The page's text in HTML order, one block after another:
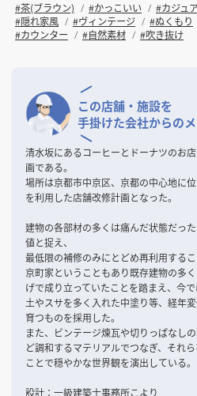
#茶(ブラウン)
#かっこいい #カジュ
#隠れ家風
#ヴィンテージ #ぬくもり
#カウンター
#自然素材 #吹き抜け
この店舗・施設を
手掛けた会社からの
清水坂にあるコーヒーとドーナツのお
画である。
場所は京都市中京区、京都の中心地に
を利用した店舗改修計画となった。
建物の各部材の多くは痛んだ状態だっ
値と捉え、
最低限の補修のみにとどめ再利用するこ
京町家ということもあり既存建物の多
げで成り立っていたことを踏まえ、今
土やスサを多く入れた中塗り等、経年
育つものを採用した。
また、ビンテージ煉瓦や切りっぱなし
ど調和するマテリアルでつなぎ、それ
ことで穏やかな世界観を演出している。
設計：一級建築士事務所こより